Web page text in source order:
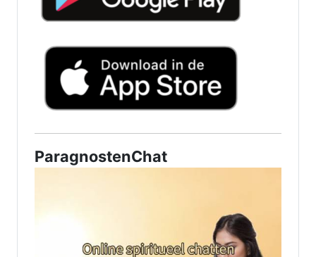
ParagnostenChat